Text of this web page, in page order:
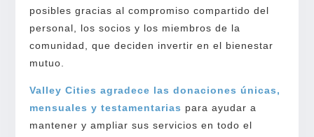
posibles gracias al compromiso compartido del
personal, los socios y los miembros de la
comunidad, que deciden invertir en el bienestar
mutuo.
Valley Cities agradece las donaciones únicas,
mensuales y testamentarias para ayudar a
mantener y ampliar sus servicios en todo el